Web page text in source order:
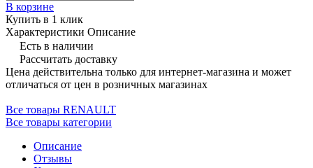
В корзине
Купить в 1 клик
Характеристики Описание
Есть в наличии
Рассчитать доставку
Цена действительна только для интернет-магазина и может
отличаться от цен в розничных магазинах
Все товары RENAULT
Все товары категории
Описание
Отзывы